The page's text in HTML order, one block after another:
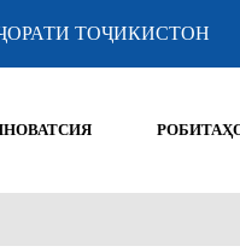
ТОҶИКИСТОН